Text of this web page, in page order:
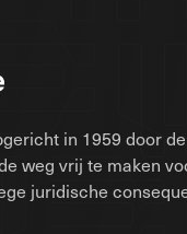
in 1959 door
weg vrij te maken
juridische